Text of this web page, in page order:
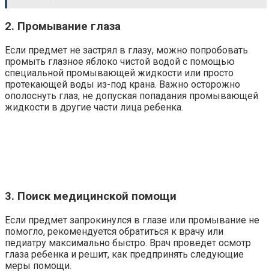
2. Промывание глаза
Если предмет не застрял в глазу, можно попробовать
промыть глазное яблоко чистой водой с помощью
специальной промывающей жидкости или просто
протекающей воды из-под крана. Важно осторожно
ополоснуть глаз, не допуская попадания промывающей
жидкости в другие части лица ребенка.
3. Поиск медицинской помощи
Если предмет запрокинулся в глазе или промывание не
помогло, рекомендуется обратиться к врачу или
педиатру максимально быстро. Врач проведет осмотр
глаза ребенка и решит, как предпринять следующие
меры помощи.